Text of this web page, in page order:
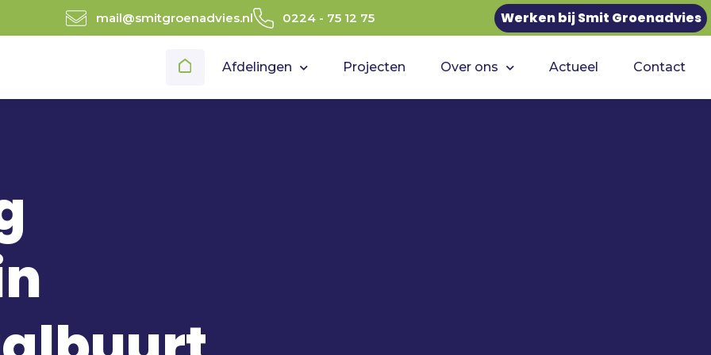
mail@smitgroenadvies.nl 0224 - 75 12 75 Werken bij Smit Groenadvies
Afdelingen Projecten Over ons Actueel Contact